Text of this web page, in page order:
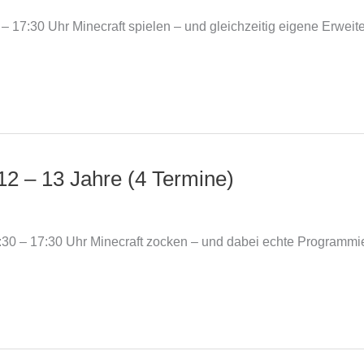
17:30 Uhr Minecraft spielen – und gleichzeitig eigene
– 13 Jahre (4 Termine)
– 17:30 Uhr Minecraft zocken – und dabei echte